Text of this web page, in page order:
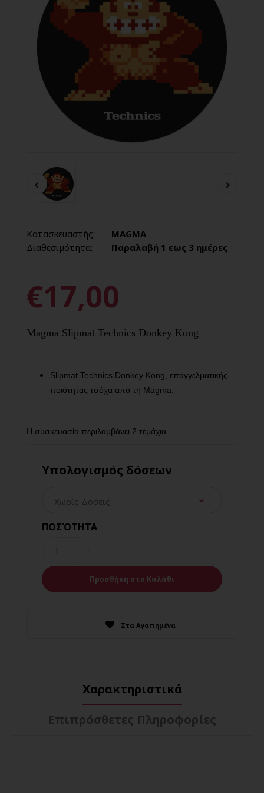
Κατασκευαστής:
MAGMA
Διαθεσιμότητα:
Παραλαβή 1 εως 3 ημέρες
€17,00
Magma Slipmat Technics Donkey Kong
Slipmat Technics Donkey Kong, επαγγελματικής
ποιότητας τσόχα από τη Magma.
Η συσκευασία περιλαμβάνει 2 τεμάχια.
Υπολογισμός δόσεων
ΠΟΣΌΤΗΤΑ
Στα Αγαπημένα
Χαρακτηριστικά
Επιπρόσθετες Πληροφορίες